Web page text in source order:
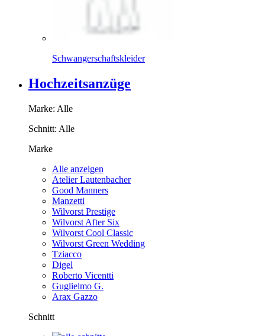
Schwangerschaftskleider
Hochzeitsanzüge
Marke: Alle
Schnitt: Alle
Marke
Alle anzeigen
Atelier Lautenbacher
Good Manners
Manzetti
Wilvorst Prestige
Wilvorst After Six
Wilvorst Cool Classic
Wilvorst Green Wedding
Tziacco
Digel
Roberto Vicentti
Guglielmo G.
Arax Gazzo
Schnitt